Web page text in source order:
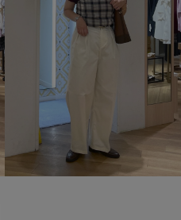
ー カラーニット カーディガン
ツイル ゴム仕様 サイズ調整
シンプル ジャケット ス
フリー ストレッチ性 セット
ザイン チノパン
トラッド